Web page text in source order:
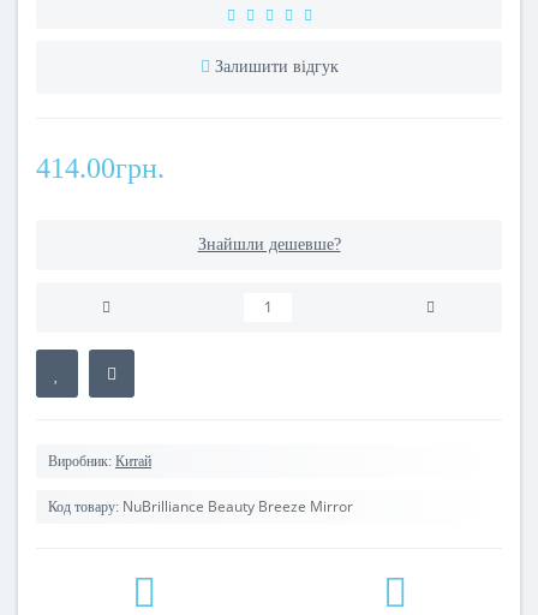
Залишити відгук
414.00грн.
Знайшли дешевше?
Виробник: Китай
Код товару: NuBrilliance Beauty Breeze Mirror